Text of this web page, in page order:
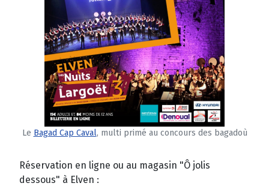
Le Bagad Cap Caval, multi primé au concours des bagadoù
Réservation en ligne ou au magasin "Ô jolis
dessous" à Elven :